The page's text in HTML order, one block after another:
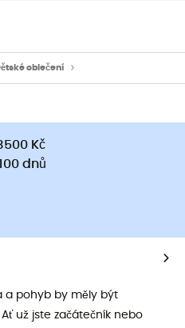
oblečení
Kč
dnů
a pohyb by měly být
už jste začátečník nebo